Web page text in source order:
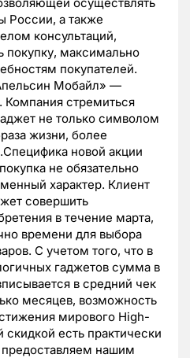
осуществлять
России, а также
консультаций,
максимально
покупателей.
Мобайл» —
стремиться
не только символом
жизни, более
новой акции
не обязательно
характер. Клиент
совершить
в течение марта,
времени для выбора
С учетом того, что в
гаджетов сумма в
в средний чек
месяцев, возможность
мирового High-
есть практически
нашим